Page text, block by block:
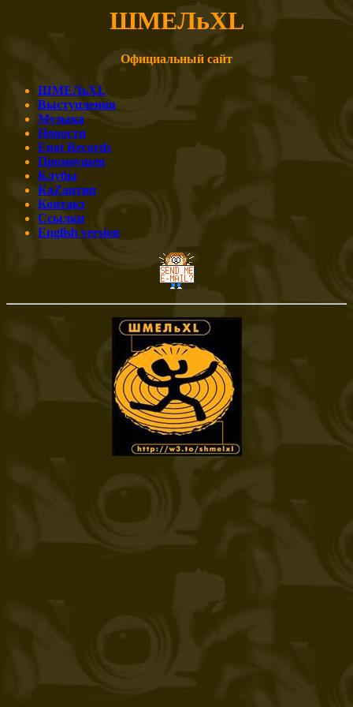
ШМЕЛьXL
Официальный сайт
ШМЕЛьXL
Выступления
Музыка
Новости
Enot Records
Промоушен
Клубы
КаZантип
Контакт
Ссылки
English version